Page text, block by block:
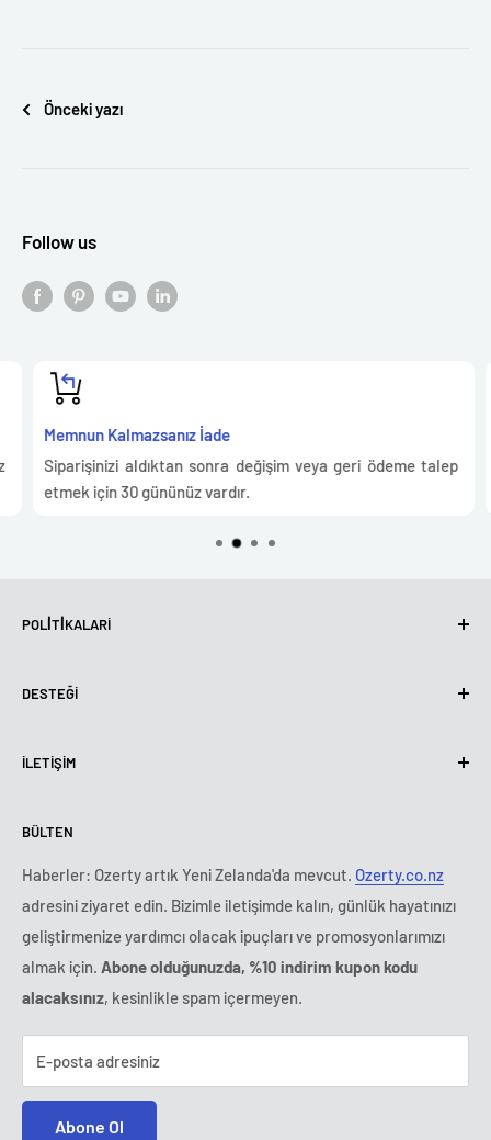
Önceki yazı
Follow us
Memnun Kalmazsanız İade
Siparişinizi aldıktan sonra değişim veya geri ödeme talep
etmek için 30 gününüz vardır.
POLİTİKALARI
Çerezlerin Kullanımı (KVKK)
Kargo politikası
Ödeme Koşulları
Ozerty No Limit
DESTEĞI
Bize Ulaşın
Yasal Bildirim
FAQ
Güvenli alışveriş
İLETİŞİM
Salı:9:00 - 18:00
Çarşamba:9:00 - 18:00
Perşembe:
9:00 - 18:00
Cuma:
9:00 - 18:00
Cumartesi - Pazar: kapalı
Tel:
+971 42 41 59 44
BÜLTEN
Haberler: Ozerty artık Yeni Zelanda'da mevcut. Ozerty.co.nz
adresini ziyaret edin. Bizimle iletişimde kalın, günlük hayatınızı
geliştirmenize yardımcı olacak ipuçları ve promosyonlarımızı
almak için. Abone olduğunuzda, %10 indirim kupon kodu
alacaksınız, kesinlikle spam içermeyen.
E-posta adresiniz
Abone Ol